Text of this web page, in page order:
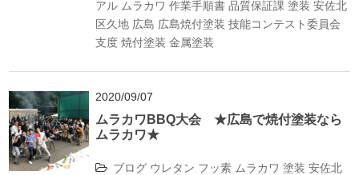
アル ムラカワ 作業手順書 品質保証課 塗装 安佐北
区久地 広島 広島焼付塗装 技能コンテスト委員会
支度 焼付塗装 金属塗装
2020/09/07
ムラカワBBQ大会 ★広島で焼付塗装なら
ムラカワ★
ブログ ウレタン フッ素 ムラカワ 塗装 安佐北